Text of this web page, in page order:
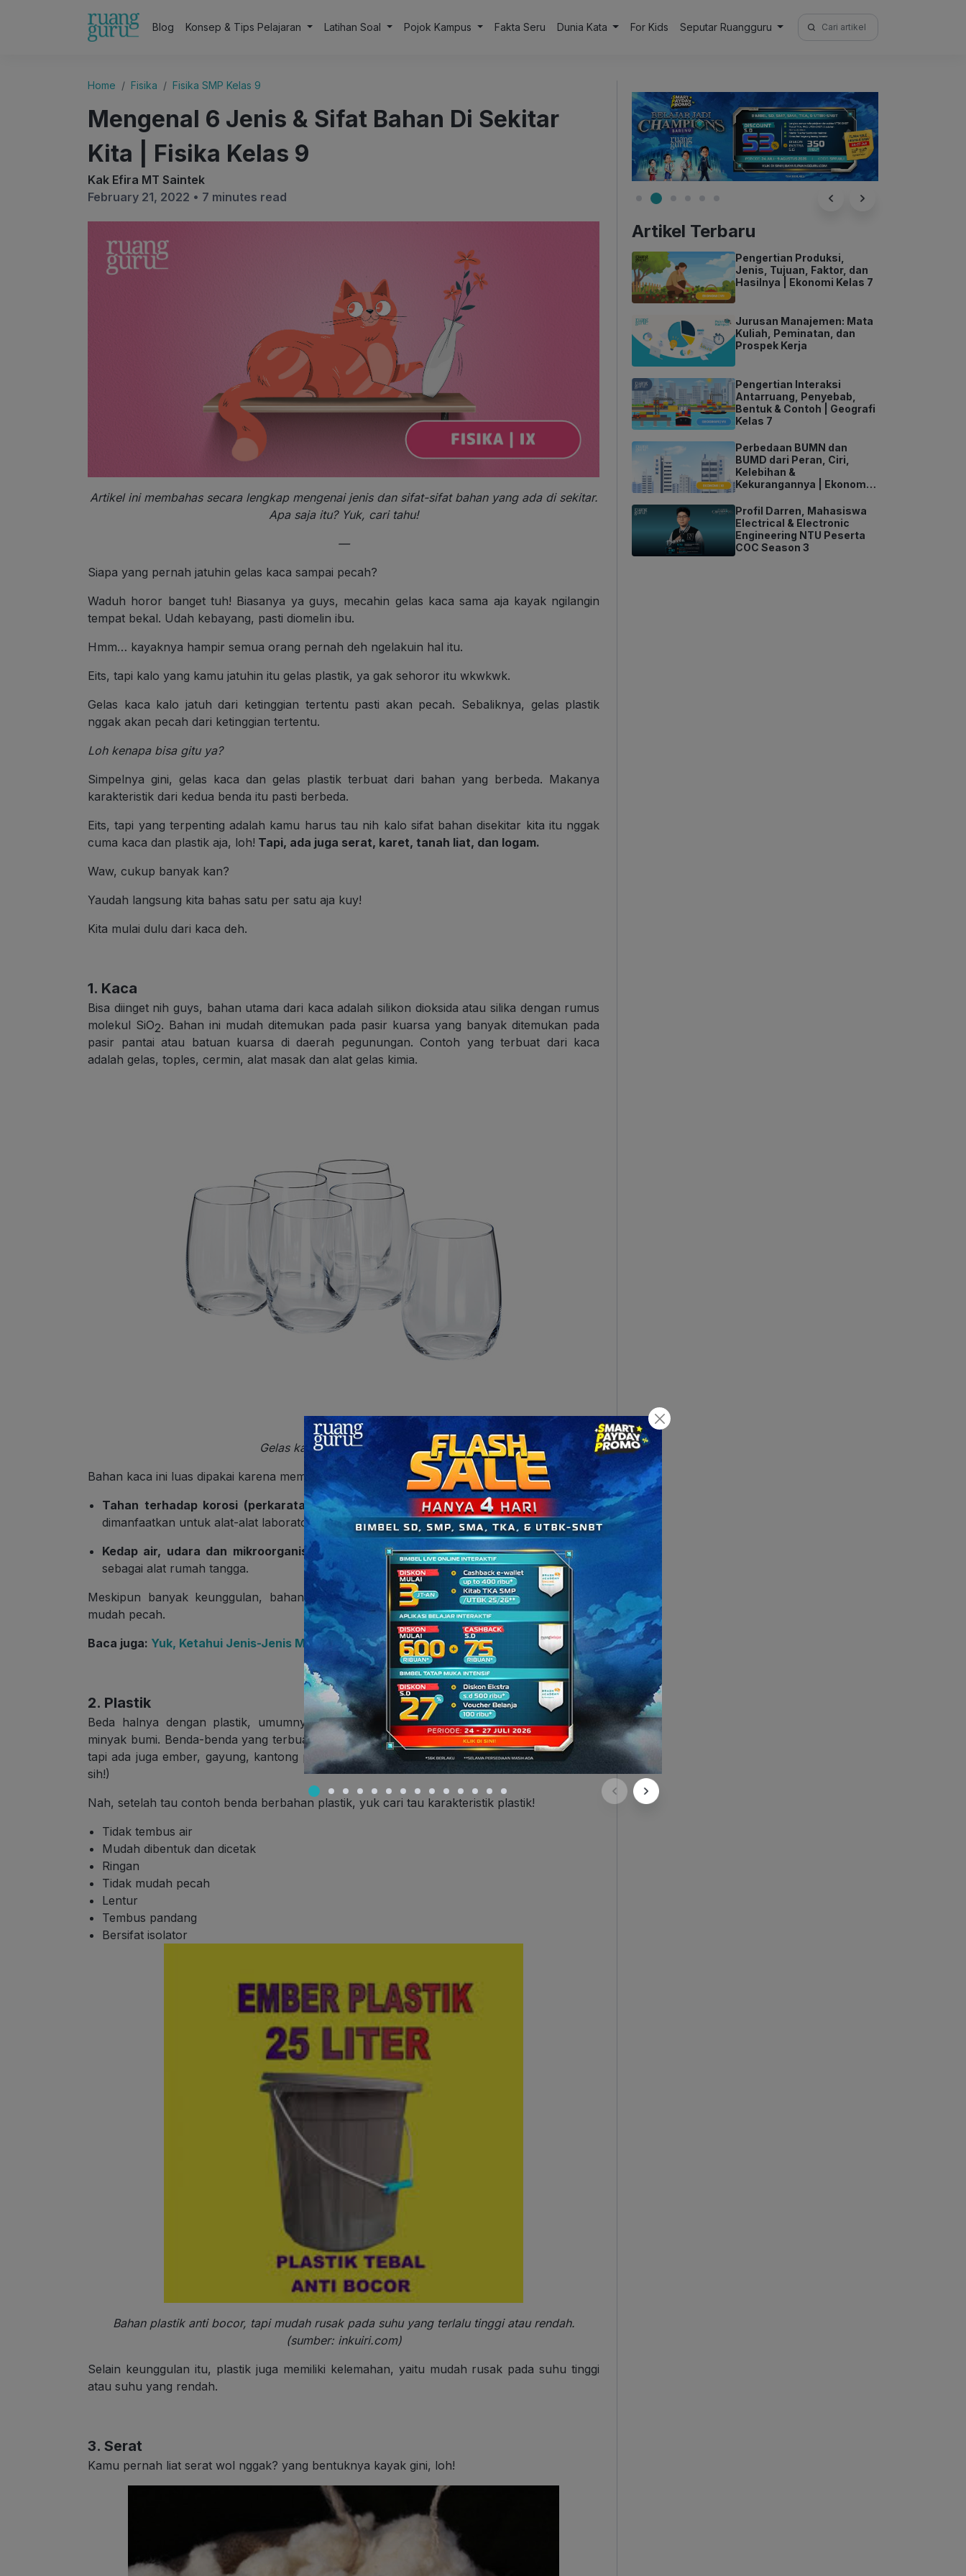
Blog Konsep & Tips Pelajaran Latihan Soal Pojok Kampus Fakta Seru Dunia Kata For Kids Seputar Ruangguru
Search
for:
Home Fisika Fisika SMP Kelas 9
Mengenal 6 Jenis & Sifat Bahan Di Sekitar
Kita | Fisika Kelas 9
Kak Efira MT Saintek
February 21, 2022 • 7 minutes read
Artikel ini membahas secara lengkap mengenai jenis dan sifat-sifat bahan yang ada di sekitar.
Apa saja itu? Yuk, cari tahu!
—
Siapa yang pernah jatuhin gelas kaca sampai pecah?
Waduh horor banget tuh! Biasanya ya guys, mecahin gelas kaca sama aja kayak ngilangin
tempat bekal. Udah kebayang, pasti diomelin ibu.
Hmm… kayaknya hampir semua orang pernah deh ngelakuin hal itu.
Eits, tapi kalo yang kamu jatuhin itu gelas plastik, ya gak sehoror itu wkwkwk.
Gelas kaca kalo jatuh dari ketinggian tertentu pasti akan pecah. Sebaliknya, gelas plastik
nggak akan pecah dari ketinggian tertentu.
Loh kenapa bisa gitu ya?
Simpelnya gini, gelas kaca dan gelas plastik terbuat dari bahan yang berbeda. Makanya
karakteristik dari kedua benda itu pasti berbeda.
Eits, tapi yang terpenting adalah kamu harus tau nih kalo sifat bahan disekitar kita itu nggak
cuma kaca dan plastik aja, loh! Tapi, ada juga serat, karet, tanah liat, dan logam.
Waw, cukup banyak kan?
Yaudah langsung kita bahas satu per satu aja kuy!
Kita mulai dulu dari kaca deh.
1. Kaca
Bisa diinget nih guys, bahan utama dari kaca adalah silikon dioksida atau silika dengan rumus
molekul SiO2. Bahan ini mudah ditemukan pada pasir kuarsa yang banyak ditemukan pada
pasir pantai atau batuan kuarsa di daerah pegunungan. Contoh yang terbuat dari kaca
adalah gelas, toples, cermin, alat masak dan alat gelas kimia.
Gelas kaca (sumber: ikea.com)
Bahan kaca ini luas dipakai karena memiliki keunggulan, yaitu:
Tahan terhadap korosi (perkaratan) dan juga zat kimia.Maka dari itu, kaca banyak
dimanfaatkan untuk alat-alat laboratorium.
Kedap air, udara dan mikroorganisme.
Hal ini juga yang membuat kaca dimanfaatkan
sebagai alat rumah tangga.
Meskipun banyak keunggulan, bahan kaca ini juga memiliki kelemahan yaitu rapuh dan
mudah pecah.
Baca juga: Yuk, Ketahui Jenis-Jenis Magnet dan Sifatnya
2. Plastik
Beda halnya dengan plastik, umumnya plastik diproduksi oleh manusia dari pengolahan
minyak bumi. Benda-benda yang terbuat dari bahan plastik, nggak cuma gelas plastik aja ya,
tapi ada juga ember, gayung, kantong plastik, dan… (kamu lanjutin deh, abis banyak banget
sih!)
Nah, setelah tau contoh benda berbahan plastik, yuk cari tau karakteristik plastik!
Tidak tembus air
Mudah dibentuk dan dicetak
Ringan
Tidak mudah pecah
Lentur
Tembus pandang
Bersifat isolator
Bahan plastik anti bocor, tapi mudah rusak pada suhu yang terlalu tinggi atau rendah.
(sumber: inkuiri.com)
Selain keunggulan itu, plastik juga memiliki kelemahan, yaitu mudah rusak pada suhu tinggi
atau suhu yang rendah.
3. Serat
Kamu pernah liat serat wol nggak? yang bentuknya kayak gini, loh!
Artikel Terbaru
Pengertian Produksi,
Jenis, Tujuan, Faktor, dan
Hasilnya | Ekonomi Kelas 7
Jurusan Manajemen: Mata
Kuliah, Peminatan, dan
Prospek Kerja
Pengertian Interaksi
Antarruang, Penyebab,
Bentuk & Contoh | Geografi
Kelas 7
Perbedaan BUMN dan
BUMD dari Peran, Ciri,
Kelebihan &
Kekurangannya | Ekonomi
Profil Darren, Mahasiswa
Electrical & Electronic
Engineering NTU Peserta
COC Season 3